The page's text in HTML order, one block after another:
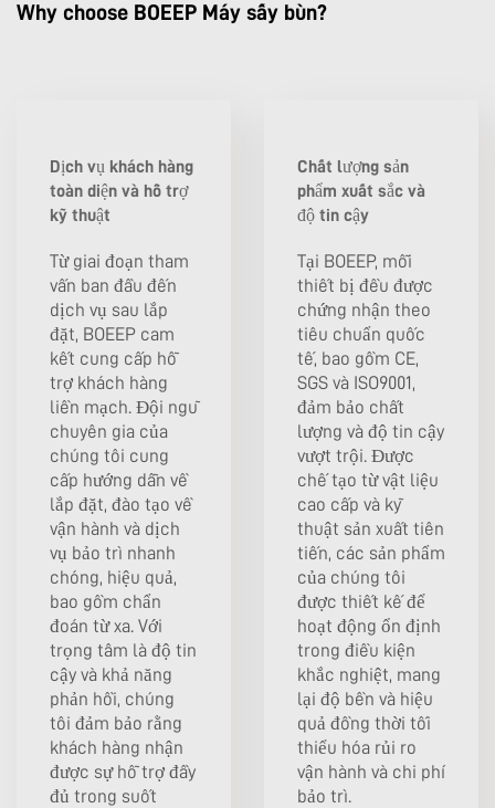
Why choose BOEEP Máy sấy bùn?
Dịch vụ khách hàng
toàn diện và hỗ trợ
kỹ thuật
Từ giai đoạn tham
vấn ban đầu đến
dịch vụ sau lắp
đặt, BOEEP cam
kết cung cấp hỗ
trợ khách hàng
liền mạch. Đội ngũ
chuyên gia của
chúng tôi cung
cấp hướng dẫn về
lắp đặt, đào tạo về
vận hành và dịch
vụ bảo trì nhanh
chóng, hiệu quả,
bao gồm chẩn
đoán từ xa. Với
trọng tâm là độ tin
cậy và khả năng
phản hồi, chúng
tôi đảm bảo rằng
khách hàng nhận
được sự hỗ trợ đầy
đủ trong suốt
Chất lượng sản
phẩm xuất sắc và
độ tin cậy
Tại BOEEP, mỗi
thiết bị đều được
chứng nhận theo
tiêu chuẩn quốc
tế, bao gồm CE,
SGS và ISO9001,
đảm bảo chất
lượng và độ tin cậy
vượt trội. Được
chế tạo từ vật liệu
cao cấp và kỹ
thuật sản xuất tiên
tiến, các sản phẩm
của chúng tôi
được thiết kế để
hoạt động ổn định
trong điều kiện
khắc nghiệt, mang
lại độ bền và hiệu
quả đồng thời tối
thiểu hóa rủi ro
vận hành và chi phí
bảo trì.